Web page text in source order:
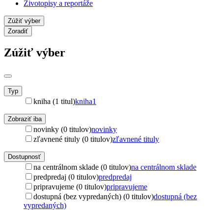
Životopisy a reportáže
Zúžiť výber
Zoradiť
Zúžiť výber
Typ
kniha (1 titul)kniha1
Zobraziť iba
novinky (0 titulov)novinky
zľavnené tituly (0 titulov)zľavnené tituly
Dostupnosť
na centrálnom sklade (0 titulov)na centrálnom sklade
predpredaj (0 titulov)predpredaj
pripravujeme (0 titulov)pripravujeme
dostupná (bez vypredaných) (0 titulov)dostupná (bez
vypredaných)